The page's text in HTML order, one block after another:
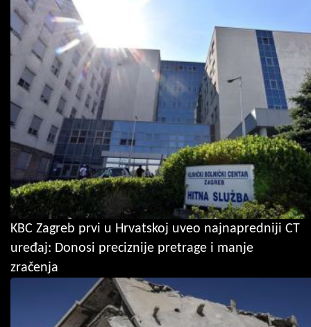
KBC Zagreb prvi u Hrvatskoj uveo najnapredniji CT
uređaj: Donosi preciznije pretrage i manje
zračenja